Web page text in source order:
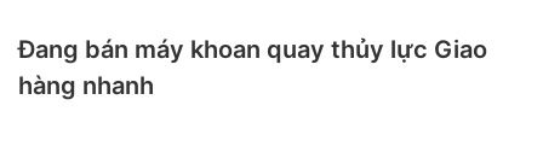
Đang bán máy khoan quay thủy lực Giao
hàng nhanh